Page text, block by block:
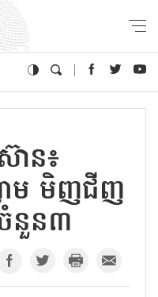
ាន៖
វាម មិញជីញ
ចំនួន៣